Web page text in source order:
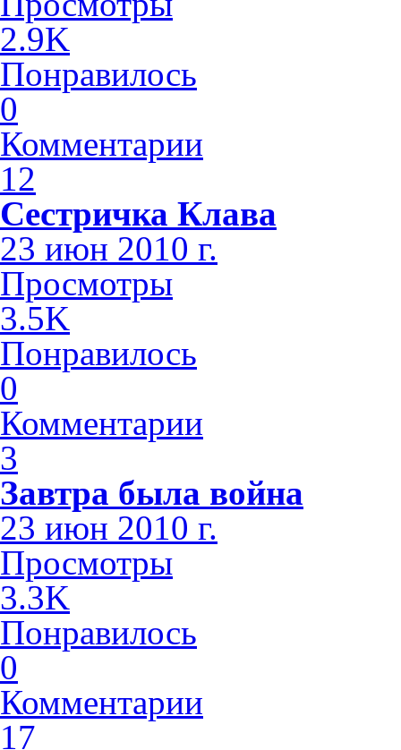
2.9K
Понравилось
0
Комментарии
12
Сестричка Клава
23 июн 2010 г.
Просмотры
3.5K
Понравилось
0
Комментарии
3
Завтра была война
23 июн 2010 г.
Просмотры
3.3K
Понравилось
0
Комментарии
17